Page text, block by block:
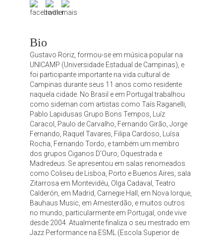
Bio
Gustavo Roriz, formou-se em música popular na
UNICAMP (Universidade Estadual de Campinas), e
foi participante importante na vida cultural de
Campinas durante seus 11 anos como residente
naquela cidade. No Brasil e em Portugal trabalhou
como sideman com artistas como Taís Raganelli,
Pablo Lapidusas Grupo Bons Tempos, Luíz
Caracol, Paulo de Carvalho, Fernando Girão, Jorge
Fernando, Raquel Tavares, Filipa Cardoso, Luísa
Rocha, Fernando Tordo, e também um membro
dos grupos Ciganos D'Ouro, Oquestrada e
Madredeus. Se apresentou em salas renomeados
como Coliseu de Lisboa, Porto e Buenos Aires, sala
Zitarrosa em Montevidéu, Olga Cadaval, Teatro
Calderón, em Madrid, Carnegie Hall, em Nova Iorque,
Bauhaus Music, em Amesterdão, e muitos outros
no mundo, particularmente em Portugal, onde vive
desde 2004. Atualmente finaliza o seu mestrado em
Jazz Performance na ESML (Escola Superior de